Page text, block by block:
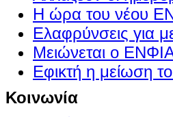
Η ώρα του νέου
Ελαφρύνσεις για
Μειώνεται ο
Εφικτή η μείωση
Κοινωνία